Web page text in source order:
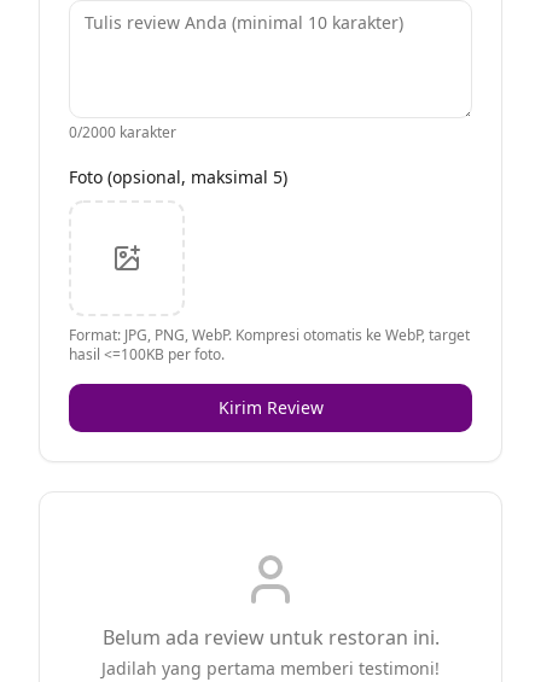
0/2000 karakter
Foto (opsional, maksimal 5)
Format: JPG, PNG, WebP. Kompresi otomatis ke WebP, target
hasil <=100KB per foto.
Kirim Review
Belum ada review untuk restoran ini.
Jadilah yang pertama memberi testimoni!